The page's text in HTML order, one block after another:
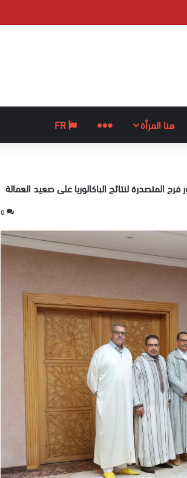
هنا المرأة المزيد
المتصدرة لنتائج الباكالوريا على صعيد العمالة
0